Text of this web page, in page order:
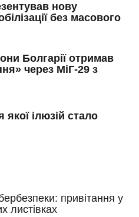
нову
без масового
Болгарії отримав
через МіГ-29 з
якої ілюзій стало
привітання у
листівках